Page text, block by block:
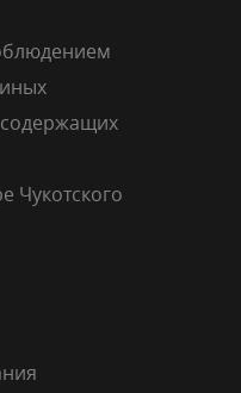
Чукотского